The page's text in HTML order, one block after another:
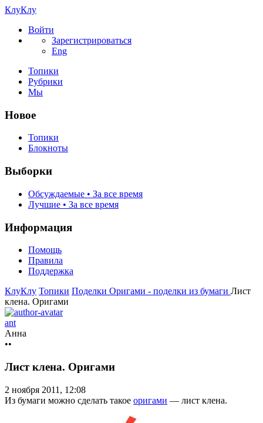
КлуКлу
Войти
Зарегистрироваться
Eng
Топики
Рубрики
Мы
Новое
Топики
Блокноты
Выборки
Обсуждаемые • За все время
Лучшие • За все время
Информация
Помощь
Правила
Поддержка
КлуКлу Топики Поделки Оригами - поделки из бумаги Лист
клена. Оригами
ant
Анна
••
Лист клена. Оригами
2 ноября 2011, 12:08
Из бумаги можно сделать такое оригами — лист клена.